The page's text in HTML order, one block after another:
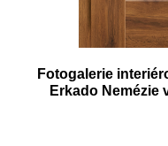
Fotogalerie
Erkado Nemézie